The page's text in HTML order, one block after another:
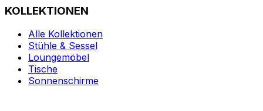
KOLLEKTIONEN
Alle Kollektionen
Stühle & Sessel
Loungemöbel
Tische
Sonnenschirme